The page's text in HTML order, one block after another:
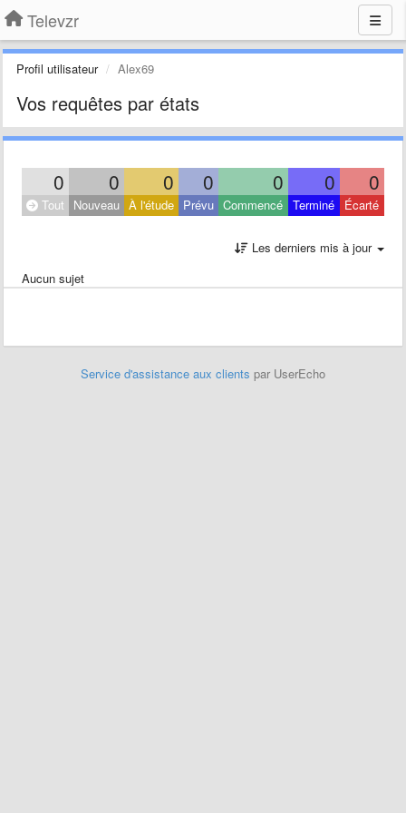
Televzr
Profil utilisateur Alex69
Vos requêtes par états
0 0 0 0 0 0 0
Tout Nouveau À l'étude Prévu Commencé Terminé Écarté
Les derniers mis à jour
Aucun sujet
Service d'assistance aux clients par UserEcho